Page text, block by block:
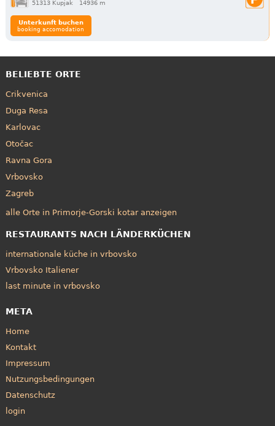
51313 Kupjak 14936 m
Unterkunft buchen
booking accomodation
BELIEBTE ORTE
Crikvenica
Duga Resa
Karlovac
Otočac
Ravna Gora
Vrbovsko
Zagreb
alle Orte in Primorje-Gorski kotar anzeigen
RESTAURANTS NACH LÄNDERKÜCHEN
internationale küche in vrbovsko
Vrbovsko Italiener
last minute in vrbovsko
META
Home
Kontakt
Impressum
Nutzungsbedingungen
Datenschutz
login